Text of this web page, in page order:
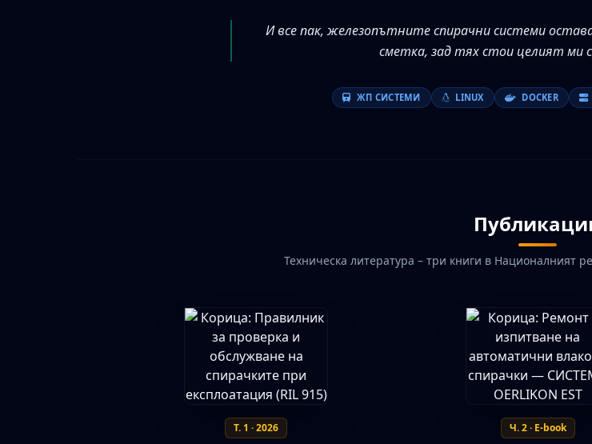
И все пак, железопътните спирачни системи
сметка, зад тях стои целият ми
ЖП СИСТЕМИ LINUX DOCKER
Техническа литература – три книги в Националният
Т. 1 · 2026 Ч. 2 · E-book